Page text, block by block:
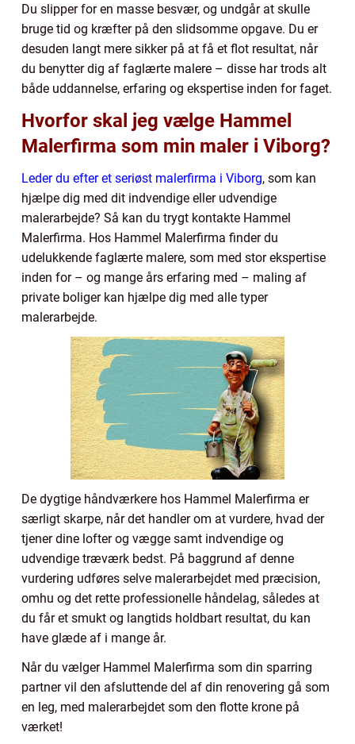
Du slipper for en masse besvær, og undgår at skulle
bruge tid og kræfter på den slidsomme opgave. Du er
desuden langt mere sikker på at få et flot resultat, når
du benytter dig af faglærte malere – disse har trods alt
både uddannelse, erfaring og ekspertise inden for faget.
Hvorfor skal jeg vælge Hammel
Malerfirma som min maler i Viborg?
Leder du efter et seriøst malerfirma i Viborg, som kan
hjælpe dig med dit indvendige eller udvendige
malerarbejde? Så kan du trygt kontakte Hammel
Malerfirma. Hos Hammel Malerfirma finder du
udelukkende faglærte malere, som med stor ekspertise
inden for – og mange års erfaring med – maling af
private boliger kan hjælpe dig med alle typer
malerarbejde.
De dygtige håndværkere hos Hammel Malerfirma er
særligt skarpe, når det handler om at vurdere, hvad der
tjener dine lofter og vægge samt indvendige og
udvendige træværk bedst. På baggrund af denne
vurdering udføres selve malerarbejdet med præcision,
omhu og det rette professionelle håndelag, således at
du får et smukt og langtids holdbart resultat, du kan
have glæde af i mange år.
Når du vælger Hammel Malerfirma som din sparring
partner vil den afsluttende del af din renovering gå som
en leg, med malerarbejdet som den flotte krone på
værket!